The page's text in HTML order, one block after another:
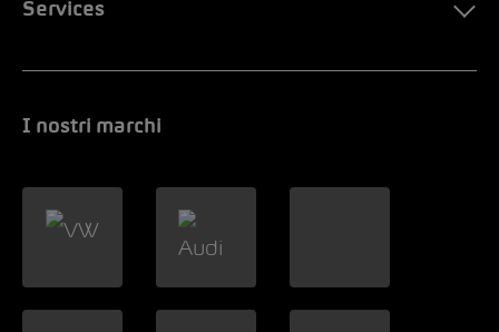
Services
I nostri marchi